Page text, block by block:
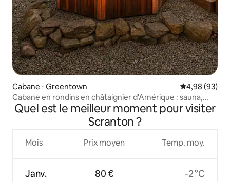
Cabane ⋅ Greentown Évaluation
4,98 (93)
Cabane en rondins en châtaignier d'Amérique : sauna,
jacuzzi, gym
Quel est le meilleur moment pour visiter
Scranton ?
Mois
Janv.
Prix moyen
80 €
Temp. moy.
-2 °C